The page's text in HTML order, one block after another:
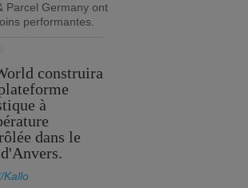
Parcel Germany ont
performantes.
construira
à
dans le
Kallo